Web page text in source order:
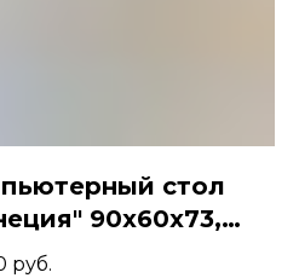
стол
90x60x73,
Черный
руб.